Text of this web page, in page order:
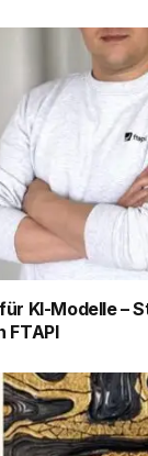
KI-Modelle –
FTAPI